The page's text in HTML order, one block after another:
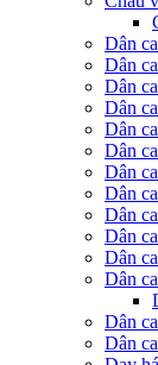
Dân
Dân
Dân
Dân
Dân
Dân
Dân
Dân
Dân
Dân
Dân
Dân
Dân
Dân